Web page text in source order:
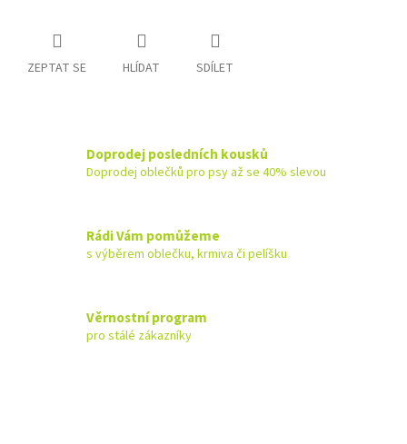
ZEPTAT SE HLÍDAT SDÍLET
Doprodej posledních kousků
Doprodej oblečků pro psy až se 40% slevou
Rádi Vám pomůžeme
s výběrem oblečku, krmiva či pelíšku
Věrnostní program
pro stálé zákazníky